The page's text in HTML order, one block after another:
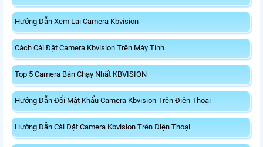
Hướng Dẫn Xem Lại Camera Kbvision
Cách Cài Đặt Camera Kbvision Trên Máy Tính
Top 5 Camera Bán Chạy Nhất KBVISION
Hướng Dẫn Đổi Mật Khẩu Camera Kbvision Trên Điện Thoại
Hướng Dẫn Cài Đặt Camera Kbvision Trên Điện Thoại